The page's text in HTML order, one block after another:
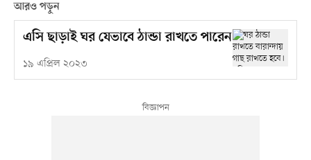
আরও পড়ুন
এসি ছাড়াই ঘর যেভাবে ঠান্ডা রাখতে পারেন
১৯ এপ্রিল ২০২৩